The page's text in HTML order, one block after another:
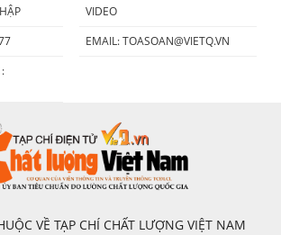
VIDEO
EMAIL:TOASOAN@VIETQ.VN
VỀ TẠP CHÍ CHẤT LƯỢNG VIỆT NAM